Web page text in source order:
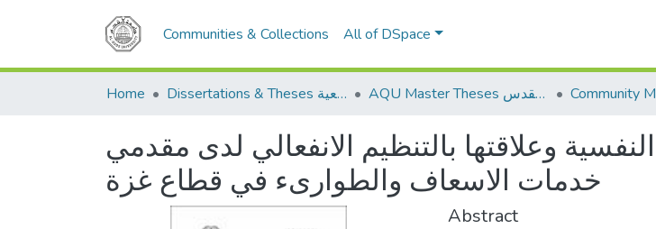
Communities & Collections All of DSpace
Home Dissertations & Theses الرسائل الجامعية AQU Master Theses الرسائل الجامعية الخاصة بجامعة القدس
وعلاقتها بالتنظيم الانفعالي لدى مقدمي
خدمات الاسعاف والطوارىء في قطاع غزة
Abstract